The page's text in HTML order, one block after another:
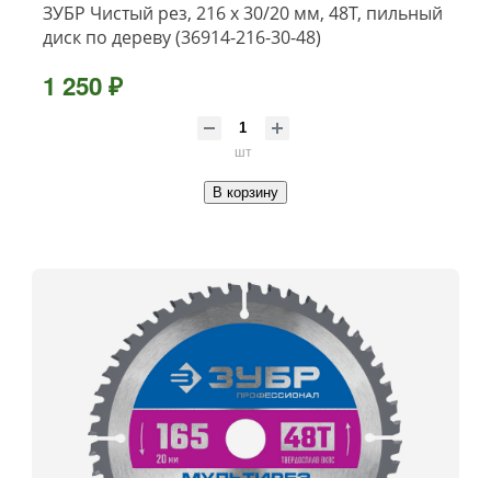
ЗУБР Чистый рез, 216 x 30/20 мм, 48Т, пильный
диск по дереву (36914-216-30-48)
1 250 ₽
шт
В корзину